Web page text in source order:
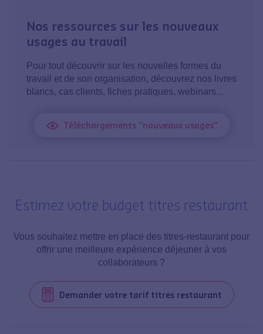
Nos ressources sur les nouveaux
usages au travail
Pour tout découvrir sur les nouvelles formes du
travail et de son organisation, découvrez nos livres
blancs, cas clients, fiches pratiques, webinars...
Téléchargements "nouveaux usages"
Estimez votre budget titres restaurant
Vous souhaitez mettre en place des titres-restaurant pour
offrir une meilleure expérience déjeuner à vos
collaborateurs ?
Demander votre tarif titres restaurant